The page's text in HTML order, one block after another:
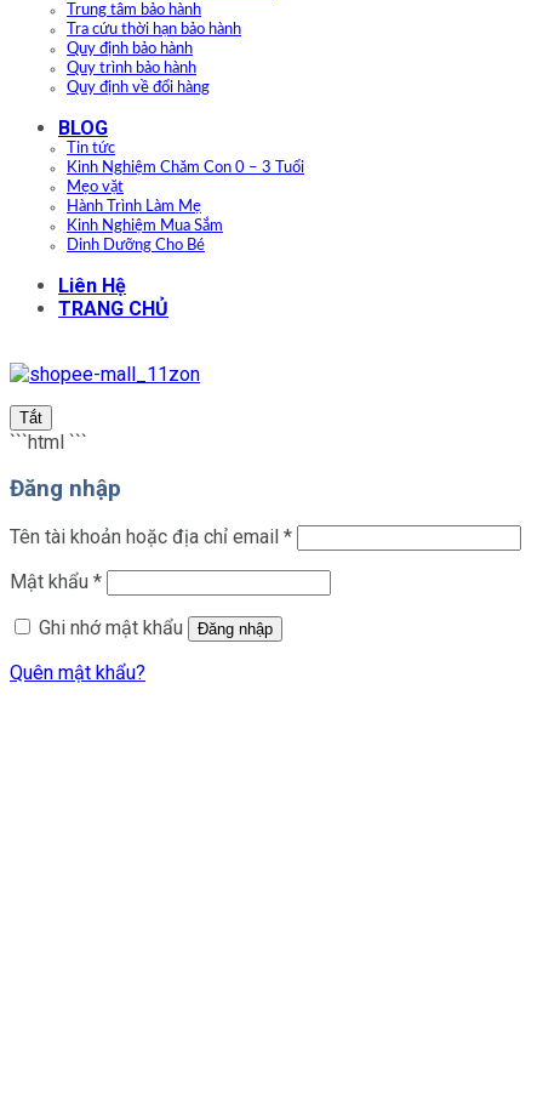
Trung tâm bảo hành
Tra cứu thời hạn bảo hành
Quy định bảo hành
Quy trình bảo hành
Quy định về đổi hàng
BLOG
Tin tức
Kinh Nghiệm Chăm Con 0 – 3 Tuổi
Mẹo vặt
Hành Trình Làm Mẹ
Kinh Nghiệm Mua Sắm
Dinh Dưỡng Cho Bé
Liên Hệ
TRANG CHỦ
Tắt
```html ```
Đăng nhập
Tên tài khoản hoặc địa chỉ email *Bắt
buộc
Mật khẩu *Bắt
buộc
Ghi nhớ mật khẩu
Đăng nhập
Quên mật khẩu?